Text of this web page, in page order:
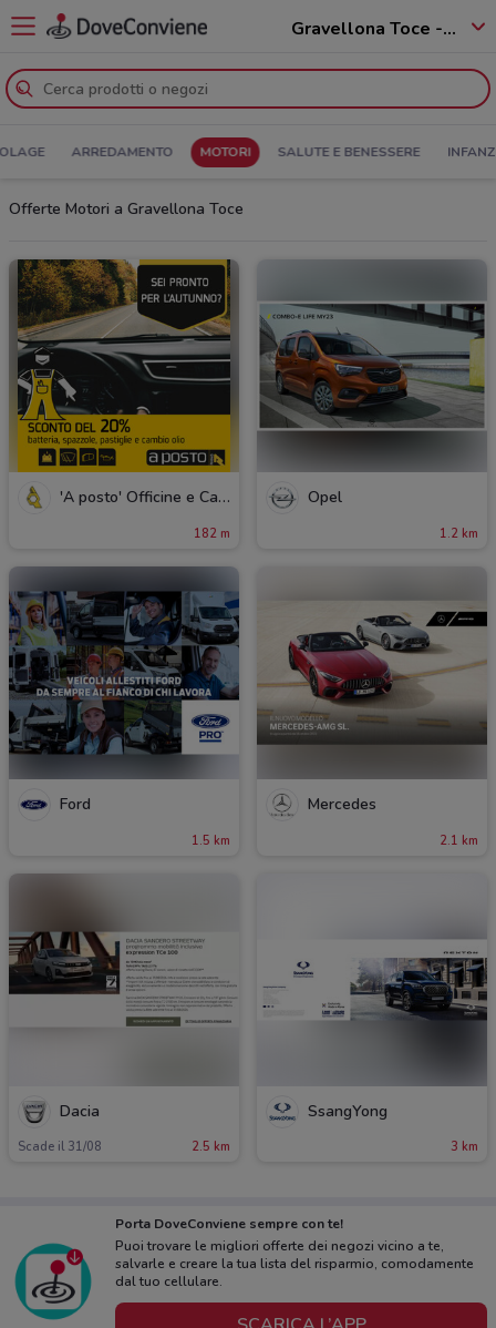
Gravellona Toce - 28883
ARREDAMENTO MOTORI SALUTE E BENESSERE
Offerte Motori a Gravellona Toce
'A posto' Officine e Carrozzerie
182 m
Opel
1.2 km
Ford
1.5 km
Mercedes
2.1 km
Dacia
Scade il 31/08 2.5 km
SsangYong
3 km
Porta DoveConviene sempre con te!
Puoi trovare le migliori offerte dei negozi vicino a te,
salvarle e creare la tua lista del risparmio, comodamente
dal tuo cellulare.